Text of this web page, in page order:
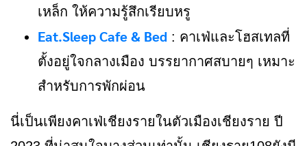
เหล็ก ให้ความรู้สึกเรียบหรู
Eat.Sleep Cafe & Bed : คาเฟ่และโฮสเทลที่
ตั้งอยู่ใจกลางเมือง บรรยากาศสบายๆ เหมาะ
สำหรับการพักผ่อน
นี่เป็นเพียงคาเฟ่เชียงรายในตัวเมืองเชียงราย ปี